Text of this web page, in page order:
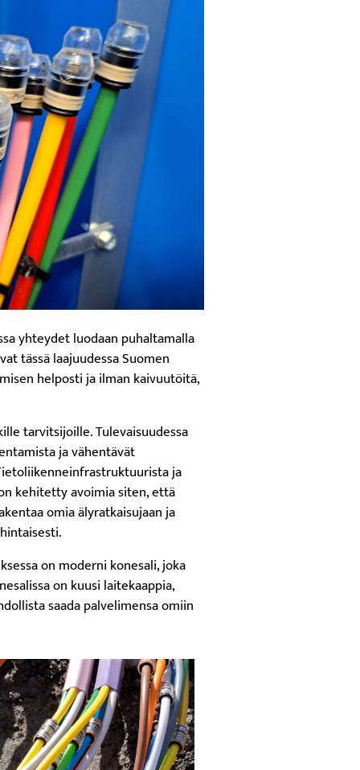
yhteydet luodaan puhaltamalla
tässä laajuudessa Suomen
helposti ja ilman kaivuutöitä,
tarvitsijoille. Tulevaisuudessa
ja vähentävät
ja
kehitetty avoimia siten, että
omia älyratkaisujaan ja
on moderni konesali, joka
on kuusi laitekaappia,
saada palvelimensa omiin